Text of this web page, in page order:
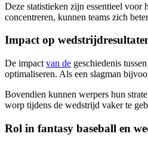
Deze statistieken zijn essentieel voor
concentreren, kunnen teams zich
Impact op
De impact van de geschiedenis
optimaliseren. Als een slagman
Bovendien kunnen werpers hun
worp tijdens de wedstrijd vaker te
Rol in fantasy baseball en